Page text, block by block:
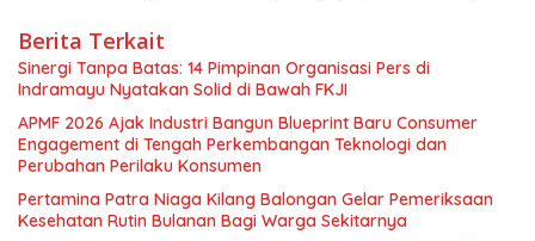
Berita Terkait
Sinergi Tanpa Batas: 14 Pimpinan Organisasi Pers di
Indramayu Nyatakan Solid di Bawah FKJI
APMF 2026 Ajak Industri Bangun Blueprint Baru Consumer
Engagement di Tengah Perkembangan Teknologi dan
Perubahan Perilaku Konsumen
Pertamina Patra Niaga Kilang Balongan Gelar Pemeriksaan
Kesehatan Rutin Bulanan Bagi Warga Sekitarnya